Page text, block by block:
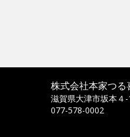
株式会社本家つる
滋賀県大津市坂本４
077-578-0002